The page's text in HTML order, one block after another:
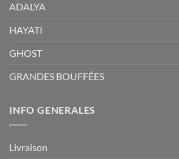
ADALYA
HAYATI
GHOST
GRANDES BOUFFÉES
INFO GENERALES
Livraison